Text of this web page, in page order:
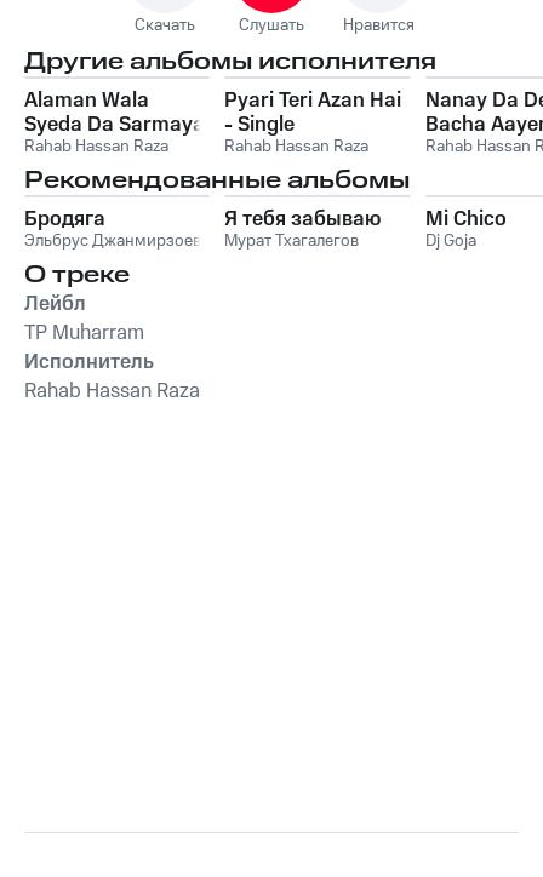
Скачать Слушать Нравится
Другие альбомы исполнителя
Alaman Wala
Syeda Da Sarmaya
Ae - Single
Rahab Hassan Raza
Pyari Teri Azan Hai
- Single
Rahab Hassan Raza
Nanay Da
Bacha
Single
Rahab Hassan
Рекомендованные альбомы
Бродяга
Эльбрус Джанмирзоев
Я тебя забываю
Мурат Тхагалегов
Mi Chico
Dj Goja
О треке
Лейбл
TP Muharram
Исполнитель
Rahab Hassan Raza